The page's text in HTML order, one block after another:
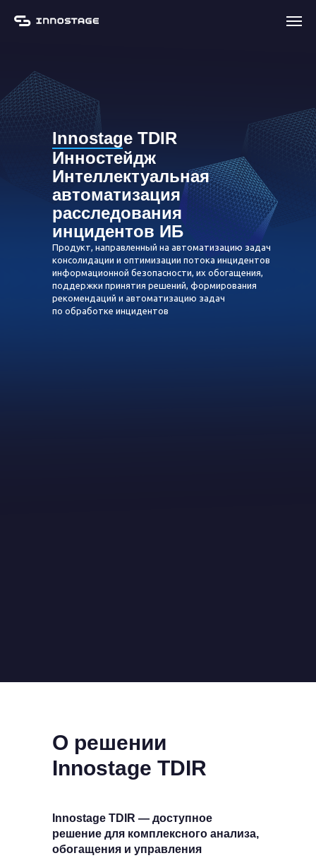
Innostage TDIR
Инностейдж
Интеллектуальная
автоматизация
расследования
инцидентов ИБ
Продукт, направленный на автоматизацию задач
консолидации и оптимизации потока инцидентов
информационной безопасности, их обогащения,
поддержки принятия решений, формирования
рекомендаций и автоматизацию задач
по обработке инцидентов
О решении
Innostage TDIR
Innostage TDIR — доступное
решение для комплексного анализа,
обогащения и управления